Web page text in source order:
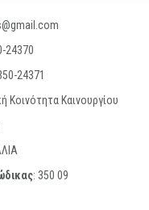
24370
24371
Κοινότητα Καινουργίου
: 350 09